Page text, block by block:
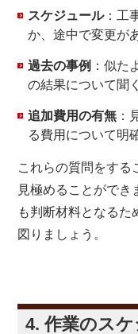
スケジュール：工
か、途中で変更が
過去の事例 ：似た
の結果について聞
追加費用の有無 ：
る費用について明
これらの質問をする
見極めることができ
も判断材料となるた
図りましょう。
4. 作業のス